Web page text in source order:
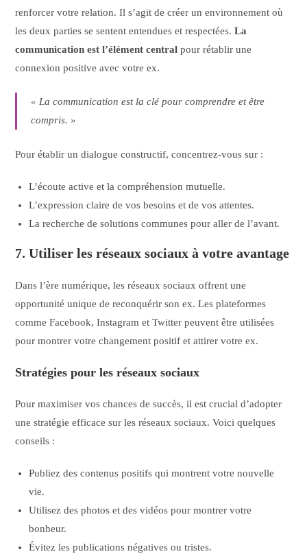
renforcer votre relation. Il s’agit de créer un environnement où
les deux parties se sentent entendues et respectées.La
communication est l’élément central pour rétablir une
connexion positive avec votre ex.
« La communication est la clé pour comprendre et être
compris. »
Pour établir un dialogue constructif, concentrez-vous sur :
L’écoute active et la compréhension mutuelle.
L’expression claire de vos besoins et de vos attentes.
La recherche de solutions communes pour aller de l’avant.
7. Utiliser les réseaux sociaux à votre avantage
Dans l’ère numérique, les réseaux sociaux offrent une
opportunité unique de reconquérir son ex. Les plateformes
comme Facebook, Instagram et Twitter peuvent être utilisées
pour montrer votre changement positif et attirer votre ex.
Stratégies pour les réseaux sociaux
Pour maximiser vos chances de succès, il est crucial d’adopter
une stratégie efficace sur les réseaux sociaux. Voici quelques
conseils :
Publiez des contenus positifs qui montrent votre nouvelle
vie.
Utilisez des photos et des vidéos pour montrer votre
bonheur.
Évitez les publications négatives ou tristes.